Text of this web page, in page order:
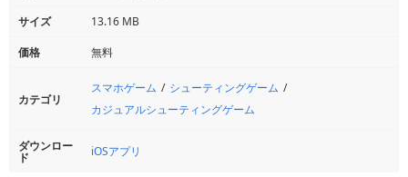
サイズ
13.16 MB
価格
無料
カテゴリ
スマホゲーム
シューティングゲーム
カジュアルシューティングゲーム
ダウンロー
ド iOSアプリ